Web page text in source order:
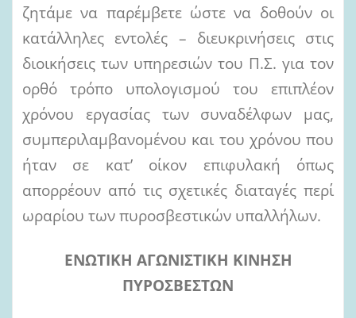
ζητάμε να παρέμβετε ώστε να δοθούν οι
κατάλληλες εντολές – διευκρινήσεις στις
διοικήσεις των υπηρεσιών του Π.Σ. για τον
ορθό τρόπο υπολογισμού του επιπλέον
χρόνου εργασίας των συναδέλφων μας,
συμπεριλαμβανομένου και του χρόνου που
ήταν σε κατ’ οίκον επιφυλακή όπως
απορρέουν από τις σχετικές διαταγές περί
ωραρίου των πυροσβεστικών υπαλλήλων.
ΕΝΩΤΙΚΗ ΑΓΩΝΙΣΤΙΚΗ ΚΙΝΗΣΗ
ΠΥΡΟΣΒΕΣΤΩΝ